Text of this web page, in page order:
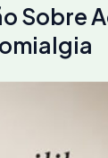
Sobre